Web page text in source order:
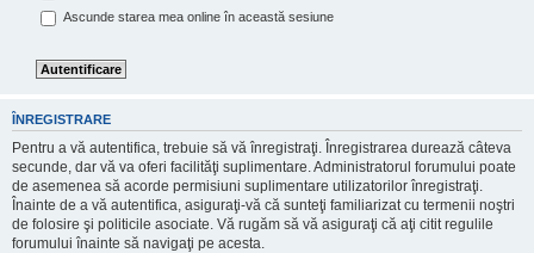
Ascunde starea mea online în această sesiune
ÎNREGISTRARE
Pentru a vă autentifica, trebuie să vă înregistraţi. Înregistrarea durează câteva
secunde, dar vă va oferi facilităţi suplimentare. Administratorul forumului poate
de asemenea să acorde permisiuni suplimentare utilizatorilor înregistraţi.
Înainte de a vă autentifica, asiguraţi-vă că sunteţi familiarizat cu termenii noştri
de folosire şi politicile asociate. Vă rugăm să vă asiguraţi că aţi citit regulile
forumului înainte să navigaţi pe acesta.